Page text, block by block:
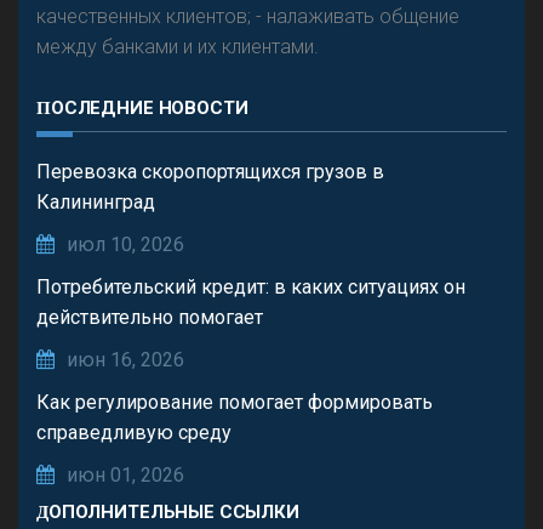
качественных клиентов; - налаживать общение
между банками и их клиентами.
ПОСЛЕДНИЕ НОВОСТИ
Перевозка скоропортящихся грузов в
Калининград
июл 10, 2026
Потребительский кредит: в каких ситуациях он
действительно помогает
июн 16, 2026
Как регулирование помогает формировать
справедливую среду
июн 01, 2026
ДОПОЛНИТЕЛЬНЫЕ ССЫЛКИ